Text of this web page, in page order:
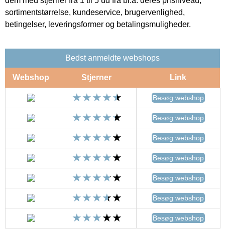
sortimentstørrelse, kundeservice, brugervenlighed,
betingelser, leveringsformer og betalingsmuligheder.
Bedst anmeldte webshops
Webshop Stjerner Link
Besøg webshop
Besøg webshop
Besøg webshop
Besøg webshop
Besøg webshop
Besøg webshop
Besøg webshop